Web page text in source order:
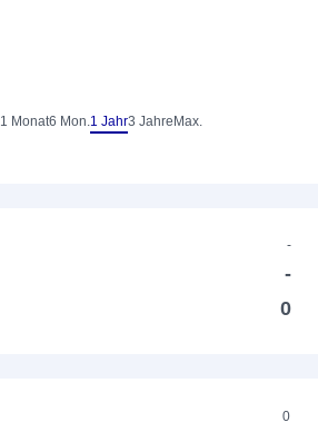
1 Monat6 Mon.1 Jahr3 Jahre Max.
-
-
0
0